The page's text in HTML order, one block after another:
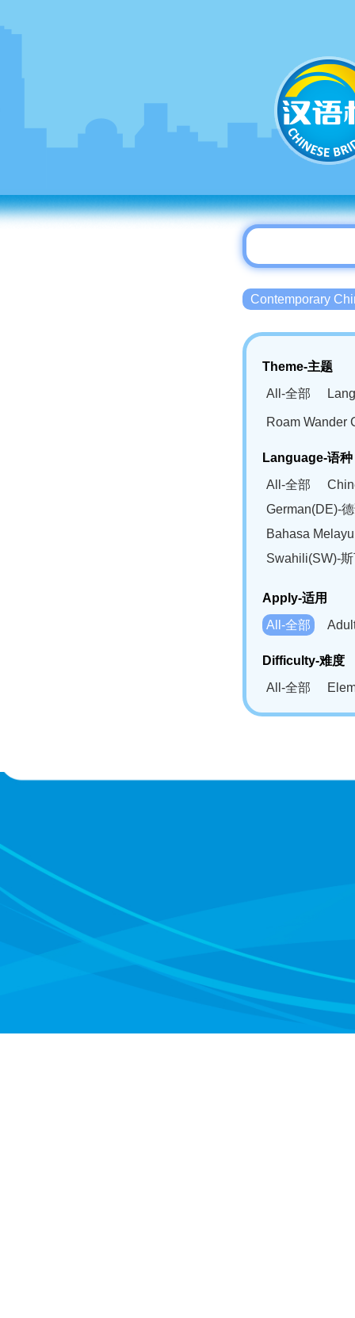
Contemporary
Theme-主题
All-全部
Roam Wander
Language-语种
All-全部
German(DE)-
Bahasa
Swahili(SW)-
Apply-适用
All-全部
Difficulty-难度
All-全部